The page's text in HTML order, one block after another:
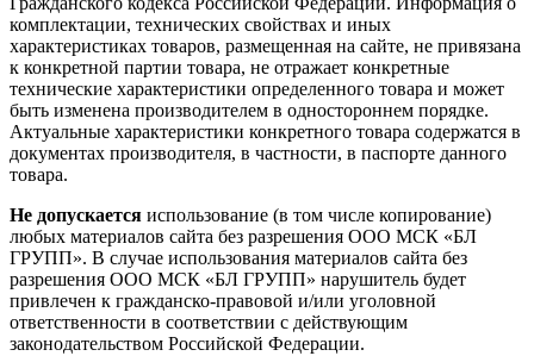
комплектации, технических свойствах и иных
характеристиках товаров, размещенная на сайте, не привязана
к конкретной партии товара, не отражает конкретные
технические характеристики определенного товара и может
быть изменена производителем в одностороннем порядке.
Актуальные характеристики конкретного товара содержатся в
документах производителя, в частности, в паспорте данного
товара.
Не допускается использование (в том числе копирование)
любых материалов сайта без разрешения ООО МСК «БЛ
ГРУПП». В случае использования материалов сайта без
разрешения ООО МСК «БЛ ГРУПП» нарушитель будет
привлечен к гражданско-правовой и/или уголовной
ответственности в соответствии с действующим
законодательством Российской Федерации.